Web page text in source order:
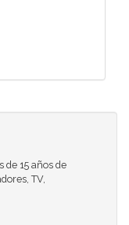
de 15 años de
TV,